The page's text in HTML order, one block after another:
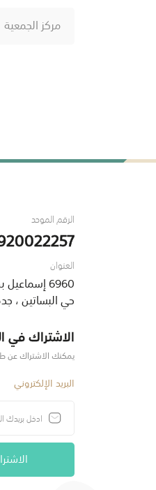
مركز الجمعية
الرقم الموحد
العنوان
6960 إسماعيل بن كثير
حي البساتين ، جدة
الاشتراك في
يمكنك الاشتراك عن
البريد الإلكتروني